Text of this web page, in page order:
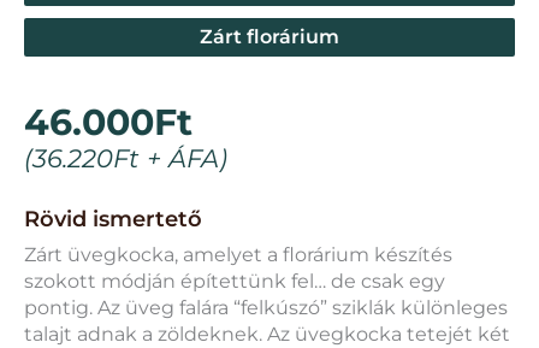
Zárt florárium
46.000Ft
(36.220Ft + ÁFA)
Rövid ismertető
Zárt üvegkocka, amelyet a florárium készítés
szokott módján építettünk fel… de csak egy
pontig. Az üveg falára “felkúszó” sziklák különleges
talajt adnak a zöldeknek. Az üvegkocka tetejét két